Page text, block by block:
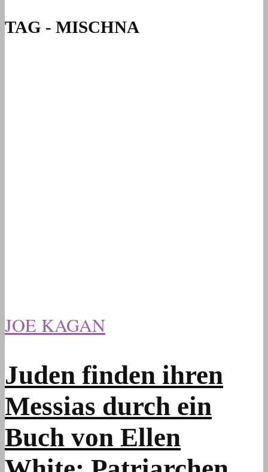
TAG - MISCHNA
JOE KAGAN
Juden finden ihren
Messias durch ein
Buch von Ellen